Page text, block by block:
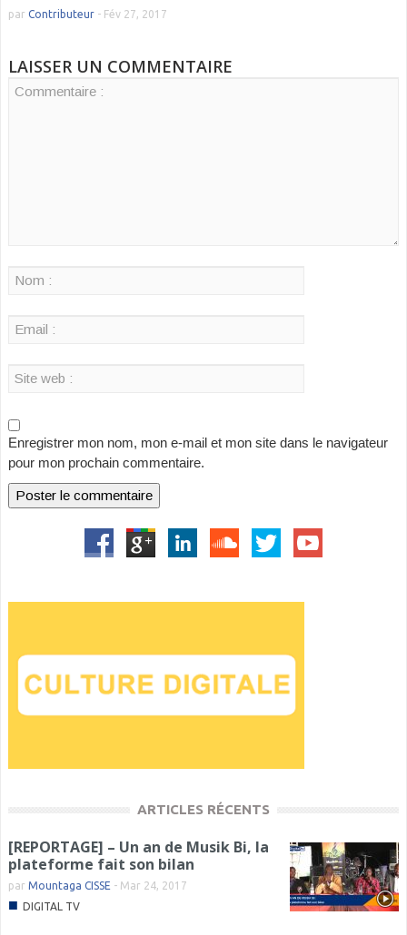
par Contributeur - Fév 27, 2017
LAISSER UN COMMENTAIRE
Enregistrer mon nom, mon e-mail et mon site dans le navigateur
pour mon prochain commentaire.
ARTICLES RÉCENTS
[REPORTAGE] – Un an de Musik Bi, la
plateforme fait son bilan
par Mountaga CISSE - Mar 24, 2017
■ DIGITAL TV